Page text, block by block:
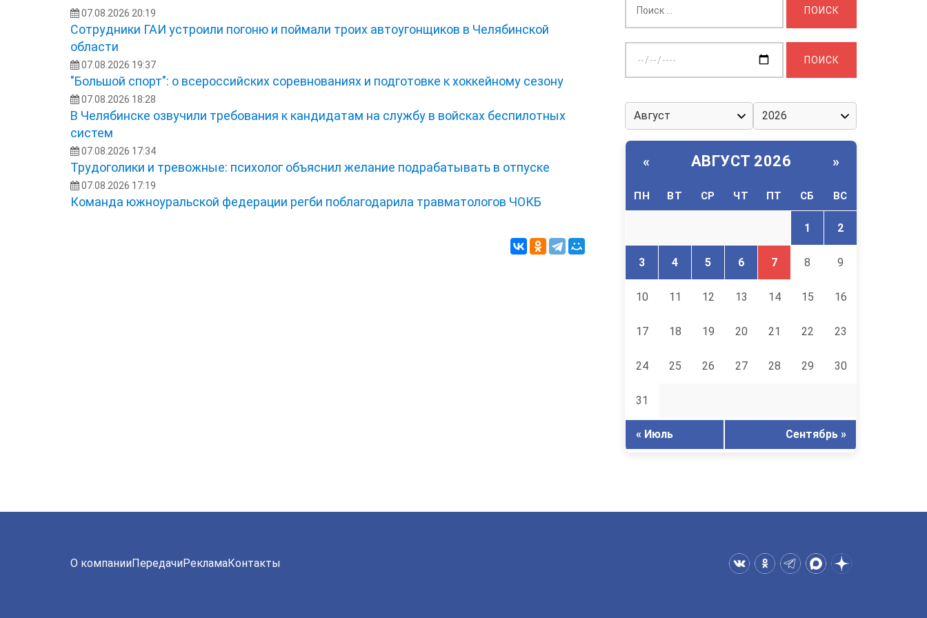
07.08.2026 20:19
Сотрудники ГАИ устроили погоню и поймали троих автоугонщиков в Челябинской
области
07.08.2026 19:37
"Большой спорт": о всероссийских соревнованиях и подготовке к хоккейному сезону
07.08.2026 18:28
В Челябинске озвучили требования к кандидатам на службу в войсках беспилотных
систем
07.08.2026 17:34
Трудоголики и тревожные: психолог объяснил желание подрабатывать в отпуске
07.08.2026 17:19
Команда южноуральской федерации регби поблагодарила травматологов ЧОКБ
дату:
« АВГУСТ 2026 »
ПН ВТ СР ЧТ ПТ СБ ВС
1 2
3 4 5 6 7 8 9
10 11 12 13 14 15 16
17 18 19 20 21 22 23
24 25 26 27 28 29 30
31
« Июль Сентябрь »
О компанииПередачиРекламаКонтакты